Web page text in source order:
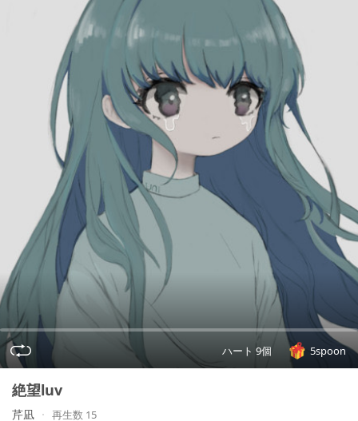
ハート 9個 5spoon
絶望luv
芹凪 再生数 15